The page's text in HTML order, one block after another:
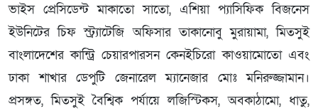
ভাইস প্রেসিডেন্ট মাকাতো সাতো, এশিয়া প্যাসিফিক বিজনেস
ইউনিটের চিফ স্ট্র্যাটেজি অফিসার তাকানোবু মুরায়ামা, মিতসুই
বাংলাদেশের কান্ট্রি চেয়ারপারসন কেনইচিরো কাওয়ামোতো এবং
ঢাকা শাখার ডেপুটি জেনারেল ম্যানেজার মোঃ মনিরুজ্জামান।
প্রসঙ্গত, মিতসুই বৈশ্বিক পর্যায়ে লজিস্টিকস, অবকাঠামো, ধাতু,